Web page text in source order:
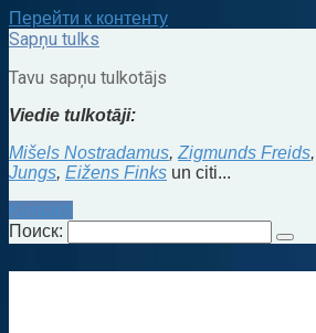
Перейти к контенту
Sapņu tulks
Tavu sapņu tulkotājs
Viedie tulkotāji:
Mišels Nostradamus, Zigmunds Freids,
Jungs, Eižens Finks un citi...
Kontakti
Поиск: